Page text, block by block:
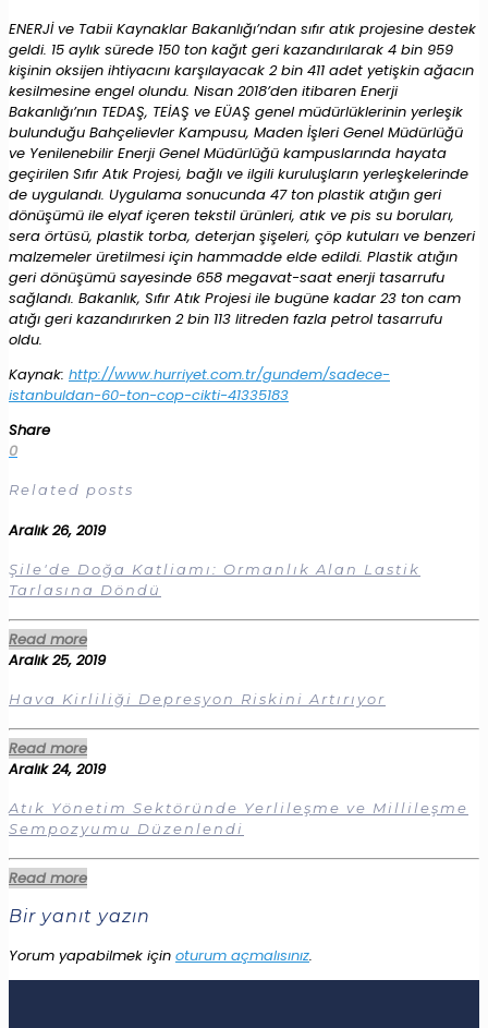
ENERJİ ve Tabii Kaynaklar Bakanlığı’ndan sıfır atık projesine destek
geldi. 15 aylık sürede 150 ton kağıt geri kazandırılarak 4 bin 959
kişinin oksijen ihtiyacını karşılayacak 2 bin 411 adet yetişkin ağacın
kesilmesine engel olundu. Nisan 2018’den itibaren Enerji
Bakanlığı’nın TEDAŞ, TEİAŞ ve EÜAŞ genel müdürlüklerinin yerleşik
bulunduğu Bahçelievler Kampusu, Maden İşleri Genel Müdürlüğü
ve Yenilenebilir Enerji Genel Müdürlüğü kampuslarında hayata
geçirilen Sıfır Atık Projesi, bağlı ve ilgili kuruluşların yerleşkelerinde
de uygulandı. Uygulama sonucunda 47 ton plastik atığın geri
dönüşümü ile elyaf içeren tekstil ürünleri, atık ve pis su boruları,
sera örtüsü, plastik torba, deterjan şişeleri, çöp kutuları ve benzeri
malzemeler üretilmesi için hammadde elde edildi. Plastik atığın
geri dönüşümü sayesinde 658 megavat-saat enerji tasarrufu
sağlandı. Bakanlık, Sıfır Atık Projesi ile bugüne kadar 23 ton cam
atığı geri kazandırırken 2 bin 113 litreden fazla petrol tasarrufu
oldu.
Kaynak: http://www.hurriyet.com.tr/gundem/sadece-
istanbuldan-60-ton-cop-cikti-41335183
Share
0
Related posts
Aralık 26, 2019
Şile'de Doğa Katliamı: Ormanlık Alan Lastik
Tarlasına Döndü
Read more
Aralık 25, 2019
Hava Kirliliği Depresyon Riskini Artırıyor
Read more
Aralık 24, 2019
Atık Yönetim Sektöründe Yerlileşme ve Millileşme
Sempozyumu Düzenlendi
Read more
Bir yanıt yazın
Yorum yapabilmek için oturum açmalısınız.